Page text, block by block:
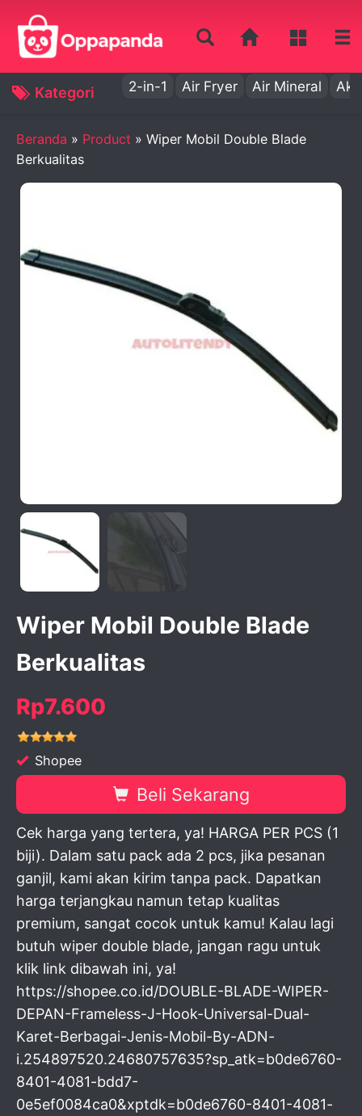
Kategori 2-in-1 Air Fryer Air Mineral Aki
Beranda » Product » Wiper Mobil Double Blade
Berkualitas
Wiper Mobil Double Blade
Berkualitas
Rp7.600
Shopee
Beli Sekarang
Cek harga yang tertera, ya! HARGA PER PCS (1
biji). Dalam satu pack ada 2 pcs, jika pesanan
ganjil, kami akan kirim tanpa pack. Dapatkan
harga terjangkau namun tetap kualitas
premium, sangat cocok untuk kamu! Kalau lagi
butuh wiper double blade, jangan ragu untuk
klik link dibawah ini, ya!
https://shopee.co.id/DOUBLE-BLADE-WIPER-
DEPAN-Frameless-J-Hook-Universal-Dual-
Karet-Berbagai-Jenis-Mobil-By-ADN-
i.254897520.24680757635?sp_atk=b0de6760-
8401-4081-bdd7-
0e5ef0084ca0&xptdk=b0de6760-8401-4081-